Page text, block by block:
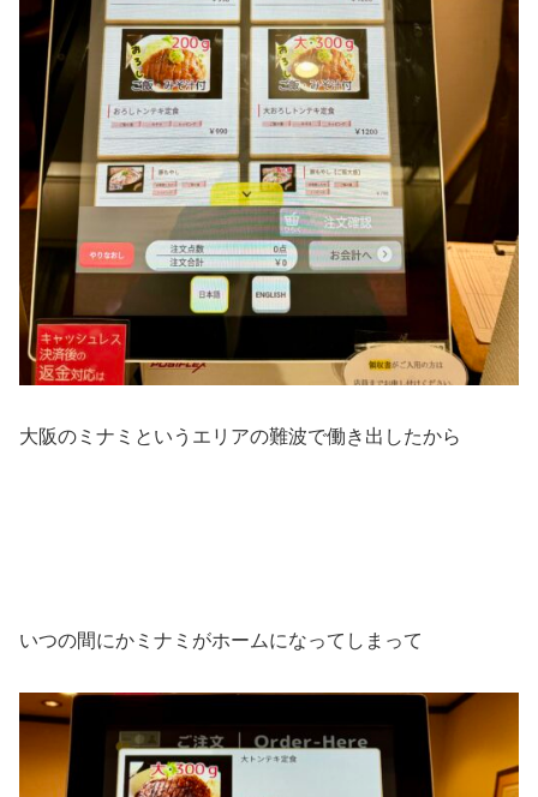
大阪のミナミというエリアの難波で働き出したから
いつの間にかミナミがホームになってしまって